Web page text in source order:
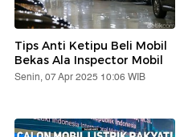
Tips Anti Ketipu Beli Mobil
Bekas Ala Inspector Mobil
Senin, 07 Apr 2025 10:06 WIB